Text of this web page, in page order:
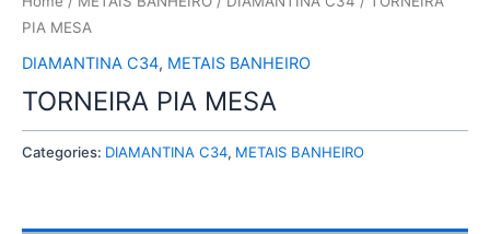
PIA MESA
DIAMANTINA C34, METAIS BANHEIRO
TORNEIRA PIA MESA
Categories: DIAMANTINA C34, METAIS BANHEIRO